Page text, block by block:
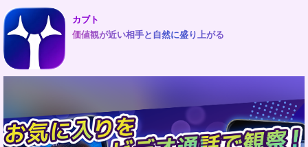
カブト
価値観が近い相手と自然に盛り上がる